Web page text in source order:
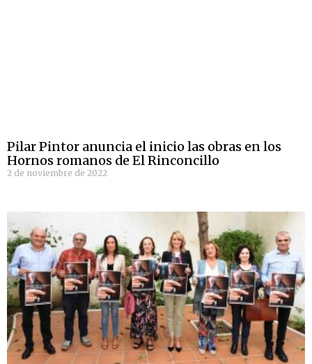
Pilar Pintor anuncia el inicio las obras en los
Hornos romanos de El Rinconcillo
2 de noviembre de 2022